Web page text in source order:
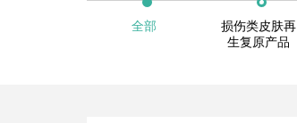
全部
损伤类皮肤再
生复原产品